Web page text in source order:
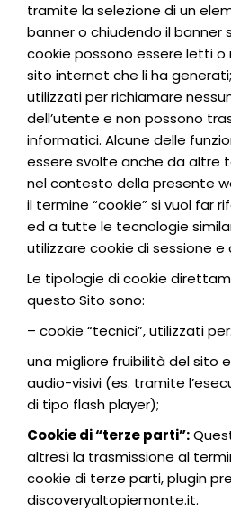
tramite la selezione di un
banner o chiudendo il banner
cookie possono essere letti
sito internet che li ha
utilizzati per richiamare
dell’utente e non possono
informatici. Alcune delle
essere svolte anche da altre
nel contesto della presente
il termine “cookie” si vuol far
ed a tutte le tecnologie
utilizzare cookie di sessione
Le tipologie di cookie
questo Sito sono:
– cookie “tecnici”, utilizzati per:
una migliore fruibilità del sito
audio-visivi (es. tramite
di tipo flash player);
Cookie di “terze parti”:
altresì la trasmissione al
cookie di terze parti, plugin
discoveryaltopiemonte.it.